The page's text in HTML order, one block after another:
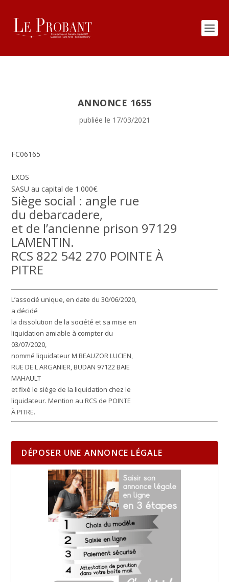
ANNONCE 1655
publiée le 17/03/2021
FC06165
EXOS
SASU au capital de 1.000€.
Siège social : angle rue
du debarcadere,
et de l’ancienne prison 97129
LAMENTIN.
RCS 822 542 270 POINTE À
PITRE
L’associé unique, en date du 30/06/2020,
a décidé
la dissolution de la société et sa mise en
liquidation amiable à compter du
03/07/2020,
nommé liquidateur M BEAUZOR LUCIEN,
RUE DE L ARGANIER, BUDAN 97122 BAIE
MAHAULT
et fixé le siège de la liquidation chez le
liquidateur. Mention au RCS de POINTE
À PITRE.
DÉPOSER UNE ANNONCE LÉGALE